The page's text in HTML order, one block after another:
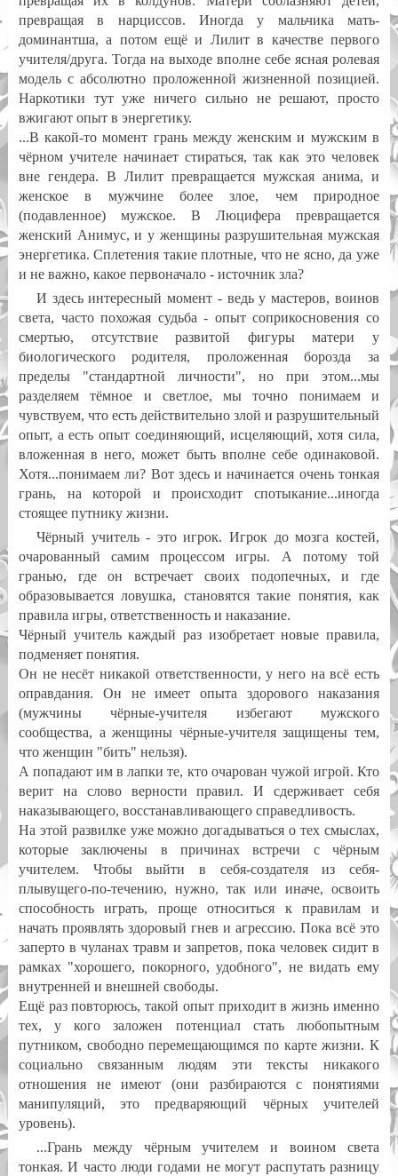
превращая в нарциссов. Иногда у мальчика мать-
доминантша, а потом ещё и Лилит в качестве первого
учителя/друга. Тогда на выходе вполне себе ясная ролевая
модель с абсолютно проложенной жизненной позицией.
Наркотики тут уже ничего сильно не решают, просто
вжигают опыт в энергетику.
...В какой-то момент грань между женским и мужским в
чёрном учителе начинает стираться, так как это человек
вне гендера. В Лилит превращается мужская анима, и
женское в мужчине более злое, чем природное
(подавленное) мужское. В Люцифера превращается
женский Анимус, и у женщины разрушительная мужская
энергетика. Сплетения такие плотные, что не ясно, да уже
и не важно, какое первоначало - источник зла?
И здесь интересный момент - ведь у мастеров, воинов
света, часто похожая судьба - опыт соприкосновения со
смертью, отсутствие развитой фигуры матери у
биологического родителя, проложенная борозда за
пределы "стандартной личности", но при этом...мы
разделяем тёмное и светлое, мы точно понимаем и
чувствуем, что есть действительно злой и разрушительный
опыт, а есть опыт соединяющий, исцеляющий, хотя сила,
вложенная в него, может быть вполне себе одинаковой.
Хотя...понимаем ли? Вот здесь и начинается очень тонкая
грань, на которой и происходит спотыкание...иногда
стоящее путнику жизни.
Чёрный учитель - это игрок. Игрок до мозга костей,
очарованный самим процессом игры. А потому той
гранью, где он встречает своих подопечных, и где
образовывается ловушка, становятся такие понятия, как
правила игры, ответственность и наказание.
Чёрный учитель каждый раз изобретает новые правила,
подменяет понятия.
Он не несёт никакой ответственности, у него на всё есть
оправдания. Он не имеет опыта здорового наказания
(мужчины чёрные-учителя избегают мужского
сообщества, а женщины чёрные-учителя защищены тем,
что женщин "бить" нельзя).
А попадают им в лапки те, кто очарован чужой игрой. Кто
верит на слово верности правил. И сдерживает себя
наказывающего, восстанавливающего справедливость.
На этой развилке уже можно догадываться о тех смыслах,
которые заключены в причинах встречи с чёрным
учителем. Чтобы выйти в себя-создателя из себя-
плывущего-по-течению, нужно, так или иначе, освоить
способность играть, проще относиться к правилам и
начать проявлять здоровый гнев и агрессию. Пока всё это
заперто в чуланах травм и запретов, пока человек сидит в
рамках "хорошего, покорного, удобного", не видать ему
внутренней и внешней свободы.
Ещё раз повторюсь, такой опыт приходит в жизнь именно
тех, у кого заложен потенциал стать любопытным
путником, свободно перемещающимся по карте жизни. К
социально связанным людям эти тексты никакого
отношения не имеют (они разбираются с понятиями
манипуляций, это предваряющий чёрных учителей
уровень).
...Грань между чёрным учителем и воином света
тонкая. И часто люди годами не могут распутать разницу